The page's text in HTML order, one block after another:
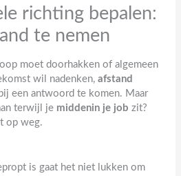
richting bepalen:
te nemen
moet doorhakken of algemeen
wil nadenken,afstand
een antwoord te komen. Maar
terwijl je middenin je job zit?
op weg.
is gaat het niet lukken om